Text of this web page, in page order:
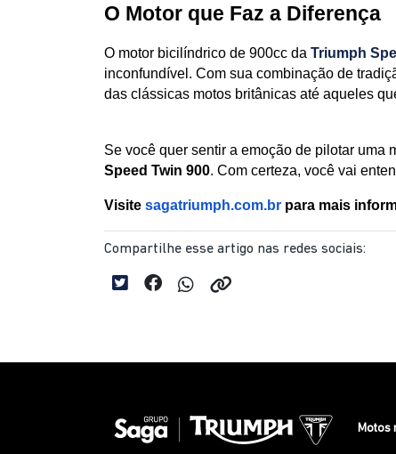
O Motor que Faz a Diferença
O motor bicilíndrico de 900cc da Triumph
inconfundível. Com sua combinação de
das clássicas motos britânicas até aqueles
Se você quer sentir a emoção de pilotar uma
Speed Twin 900. Com certeza, você vai
Visite sagatriumph.com.br para mais
Compartilhe esse artigo nas redes sociais:
Motos